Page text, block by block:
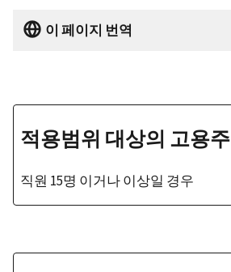
이 페이지 번역
적용범위 대상의 고용주
직원 15명 이거나 이상일 경우